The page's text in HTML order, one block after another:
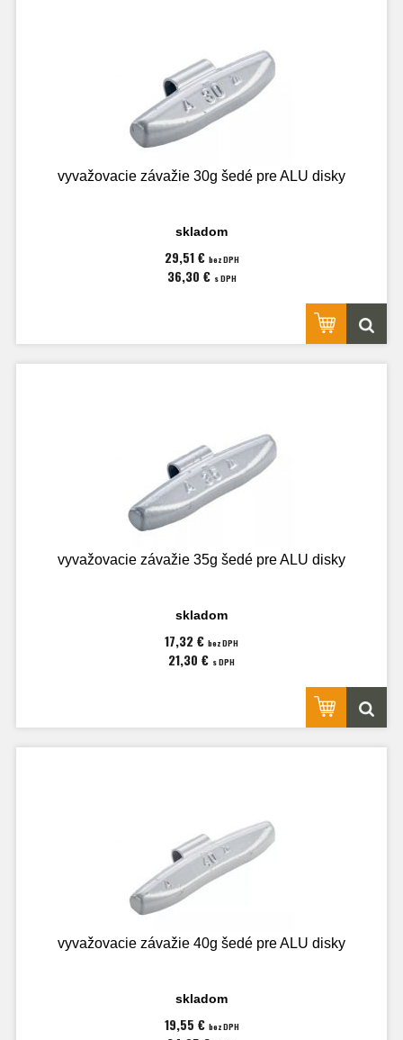
vyvažovacie závažie 30g šedé pre ALU disky
skladom
29,51 € bez DPH
36,30 € s DPH
vyvažovacie závažie 35g šedé pre ALU disky
skladom
17,32 € bez DPH
21,30 € s DPH
vyvažovacie závažie 40g šedé pre ALU disky
skladom
19,55 € bez DPH